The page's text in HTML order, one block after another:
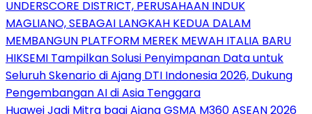
UNDERSCORE DISTRICT, PERUSAHAAN INDUK
MAGLIANO, SEBAGAI LANGKAH KEDUA DALAM
MEMBANGUN PLATFORM MEREK MEWAH ITALIA BARU
HIKSEMI Tampilkan Solusi Penyimpanan Data untuk
Seluruh Skenario di Ajang DTI Indonesia 2026, Dukung
Pengembangan AI di Asia Tenggara
Huawei Jadi Mitra bagi Ajang GSMA M360 ASEAN 2026